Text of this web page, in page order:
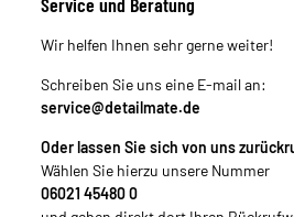
Wir helfen Ihnen sehr gerne weiter!
Schreiben Sie uns eine E-mail an:
service@detailmate.de
Oder lassen Sie sich von uns
Wählen Sie hierzu unsere Nummer
06021 45480 0